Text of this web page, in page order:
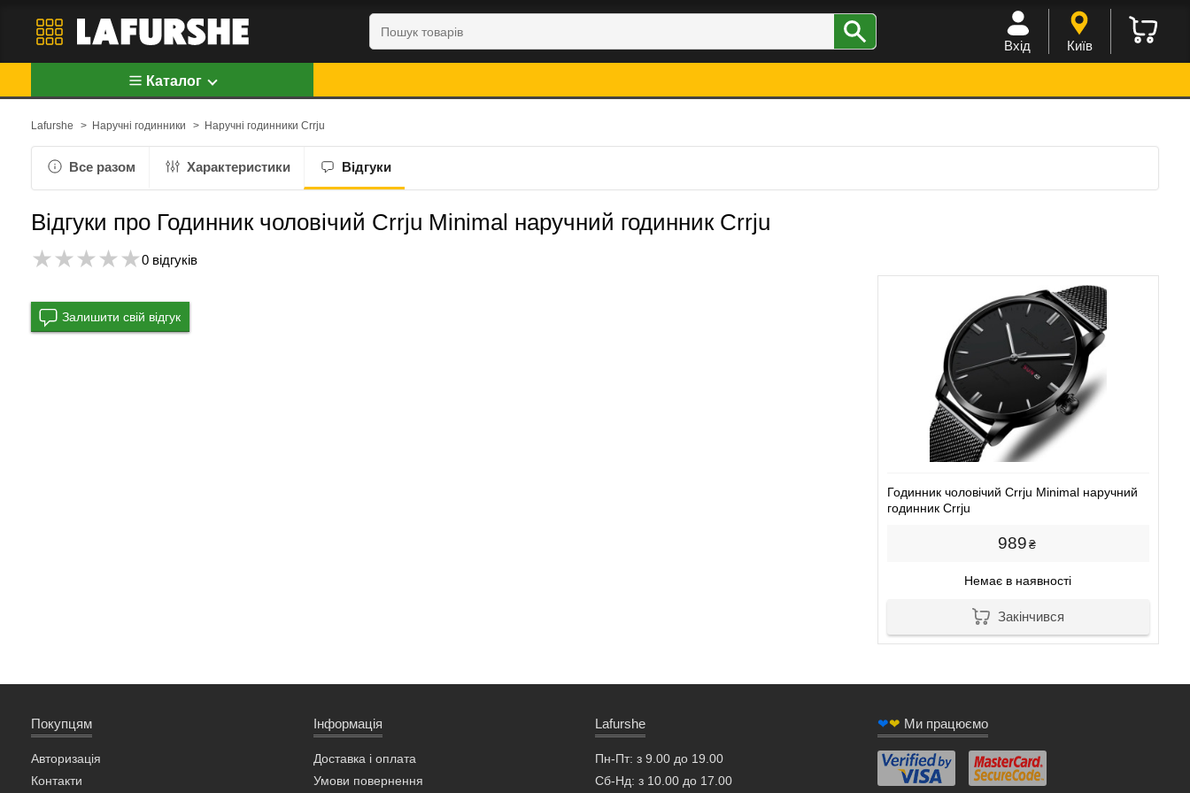
Вхід Київ
Каталог
Lafurshe > Наручні годинники > Наручні годинники Crrju
Все разом Характеристики Відгуки
Відгуки про Годинник чоловічий Crrju Minimal наручний годинник Crrju
0 відгуків
Залишити свій відгук
Годинник чоловічий Crrju Minimal наручний
годинник Crrju
989₴
Немає в наявності
Закінчився
Покупцям
Авторизація
Контакти
Інформація
Доставка і оплата
Умови повернення
Lafurshe
Пн-Пт: з 9.00 до 19.00
Сб-Нд: з 10.00 до 17.00
❤❤ Ми працюємо